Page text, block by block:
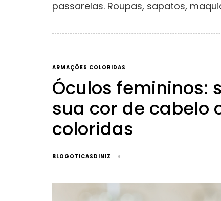
passarelas. Roupas, sapatos,
ARMAÇÕES COLORIDAS
Óculos femininos:
sua cor de cabelo
coloridas
BLOGOTICASDINIZ